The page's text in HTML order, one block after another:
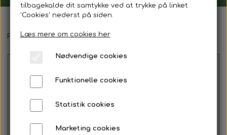
Gavekort
Mad ud af huset
Mindestund
Forside Mad ud af huset Drikkelse
tilbagekalde dit samtykke ved at trykke på linket
'Cookies' nederst på siden.
Læs mere om cookies her
Nødvendige cookies
Funktionelle cookies
Statistik cookies
Marketing cookies